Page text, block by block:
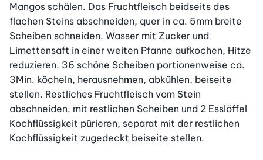
Mangos schälen. Das Fruchtfleisch beidseits des
flachen Steins abschneiden, quer in ca. 5mm breite
Scheiben schneiden. Wasser mit Zucker und
Limettensaft in einer weiten Pfanne aufkochen, Hitze
reduzieren, 36 schöne Scheiben portionenweise ca.
3Min. köcheln, herausnehmen, abkühlen, beiseite
stellen. Restliches Fruchtfleisch vom Stein
abschneiden, mit restlichen Scheiben und 2 Esslöffel
Kochflüssigkeit pürieren, separat mit der restlichen
Kochflüssigkeit zugedeckt beiseite stellen.